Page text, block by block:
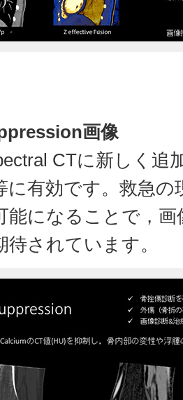
画像
CTに新しく追
に有効です。救急
能になることで，
待されています。